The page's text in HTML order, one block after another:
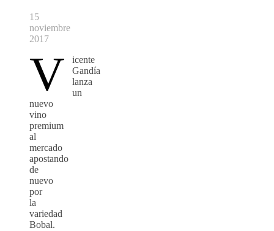
15
noviembre
2017
V
icente
Gandía
lanza
un
nuevo
vino
premium
al
mercado
apostando
de
nuevo
por
la
variedad
Bobal.